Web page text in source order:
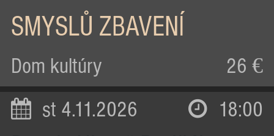
SMYSLŮ ZBAVENÍ
Dom kultúry 26 €
st 4.11.2026 18:00